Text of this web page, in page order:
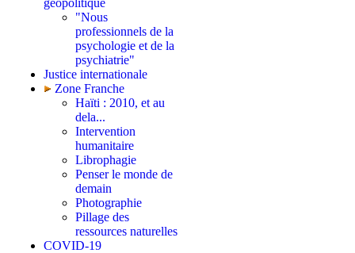
géopolitique
"Nous
professionnels de la
psychologie et de la
psychiatrie"
Justice internationale
Zone Franche
Haïti : 2010, et au
dela...
Intervention
humanitaire
Librophagie
Penser le monde de
demain
Photographie
Pillage des
ressources naturelles
COVID-19